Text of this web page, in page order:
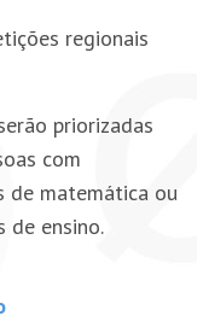
regionais
priorizadas
com
de matemática ou
de ensino.